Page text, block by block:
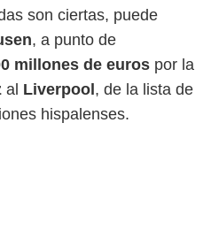
son ciertas, puede
, a punto de
millones de euros por la
al Liverpool , de la lista de
hispalenses.